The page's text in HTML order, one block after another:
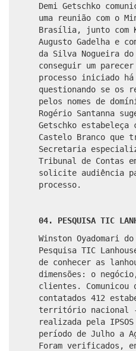
Demi Getschko
uma reunião com o
Brasília, junto com
Augusto Gadelha e
da Silva Nogueira
conseguir um
processo iniciado
questionando se os
pelos nomes de
Rogério Santanna
Getschko estabeleça
Castelo Branco que
Secretaria
Tribunal de Contas
solicite audiência
processo.
04. PESQUISA TIC
Winston Oyadomari
Pesquisa TIC
de conhecer as
dimensões: o
clientes.
Comunicou
contatados 412
território nacional -
realizada pela
período de Julho a
Foram verificados,